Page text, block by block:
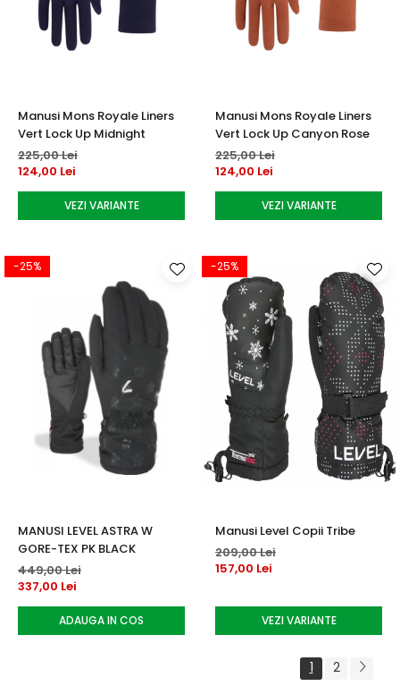
Manusi Mons Royale Liners
Vert Lock Up Midnight
225,00 Lei
124,00 Lei
VEZI VARIANTE
Manusi Mons Royale Liners
Vert Lock Up Canyon Rose
225,00 Lei
124,00 Lei
VEZI VARIANTE
-25%
MANUSI LEVEL ASTRA W
GORE-TEX PK BLACK
449,00 Lei
337,00 Lei
ADAUGA IN COS
-25%
Manusi Level Copii Tribe
209,00 Lei
157,00 Lei
VEZI VARIANTE
1 2